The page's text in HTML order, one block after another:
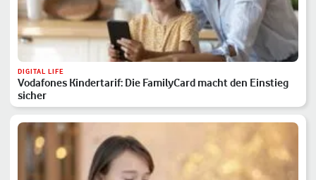
DIGITAL LIFE
Vodafones Kindertarif: Die FamilyCard macht den Einstieg
sicher